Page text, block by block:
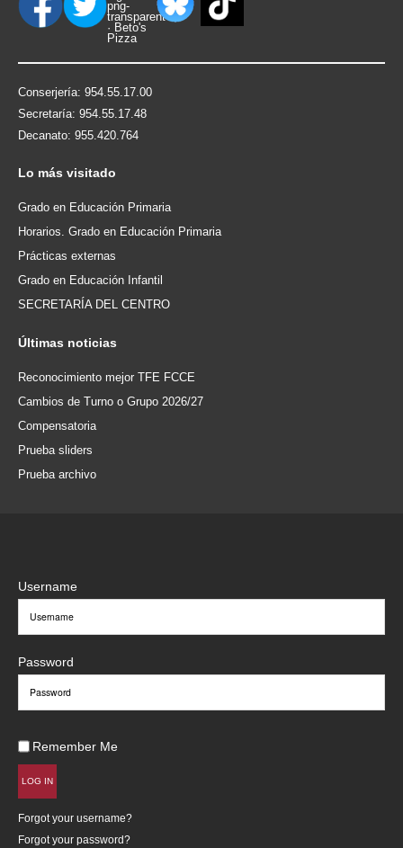
Conserjería: 954.55.17.00
Secretaría: 954.55.17.48
Decanato: 955.420.764
Lo más visitado
Grado en Educación Primaria
Horarios. Grado en Educación Primaria
Prácticas externas
Grado en Educación Infantil
SECRETARÍA DEL CENTRO
Últimas noticias
Reconocimiento mejor TFE FCCE
Cambios de Turno o Grupo 2026/27
Compensatoria
Prueba sliders
Prueba archivo
Username
Password
Remember Me
LOG IN
Forgot your username?
Forgot your password?